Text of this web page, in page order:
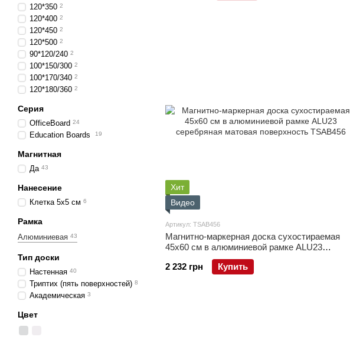
Хит
Видео
Артикул: TSAB456
Магнитно-маркерная доска сухостираемая
45x60 см в алюминиевой рамке ALU23
серебряная матовая поверхность
2 232 грн
Купить
120*350 2
120*400 2
120*450 2
120*500 2
90*120/240 2
100*150/300 2
100*170/340 2
120*180/360 2
Серия
OfficeBoard 24
Education Boards 19
Магнитная
Да 43
Нанесение
Клетка 5х5 см 6
Рамка
Алюминиевая 43
Тип доски
Настенная 40
Триптих (пять поверхностей) 8
Академическая 3
Цвет